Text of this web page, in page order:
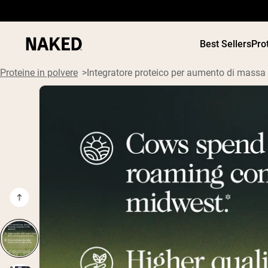
Best Sellers
Termini di ricerca popolari
”Vegan protein“
”Collagen“
”Micellar Casein“
PROTEIN
Proteine in polvere Integratore proteico per aumento di massa